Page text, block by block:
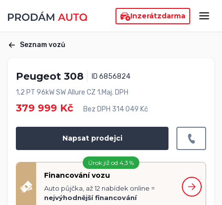
Inzerátzdarma
Seznam vozů
Peugeot 308
ID 6856824
1,2 PT 96kW SW Allure CZ 1.Maj. DPH
379 999 Kč Bez DPH 314 049 Kč
Napsat prodejci
Úrok již od 4,3 %
Financování vozu
Auto půjčka, až 12 nabídek online =
nejvýhodnější financování